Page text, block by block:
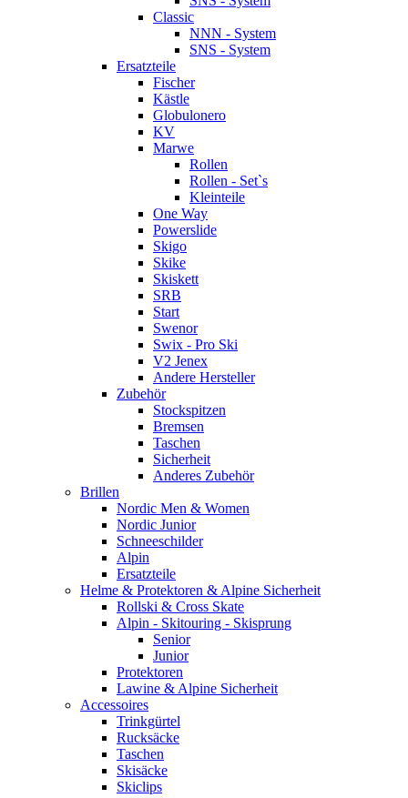
Classic
NNN - System
SNS - System
Ersatzteile
Fischer
Kästle
Globulonero
KV
Marwe
Rollen
Rollen - Set`s
Kleinteile
One Way
Powerslide
Skigo
Skike
Skiskett
SRB
Start
Swenor
Swix - Pro Ski
V2 Jenex
Andere Hersteller
Zubehör
Stockspitzen
Bremsen
Taschen
Sicherheit
Anderes Zubehör
Brillen
Nordic Men & Women
Nordic Junior
Schneeschilder
Alpin
Ersatzteile
Helme & Protektoren & Alpine Sicherheit
Rollski & Cross Skate
Alpin - Skitouring - Skisprung
Senior
Junior
Protektoren
Lawine & Alpine Sicherheit
Accessoires
Trinkgürtel
Rucksäcke
Taschen
Skisäcke
Skiclips